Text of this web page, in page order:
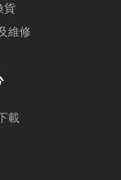
貨
維修
載